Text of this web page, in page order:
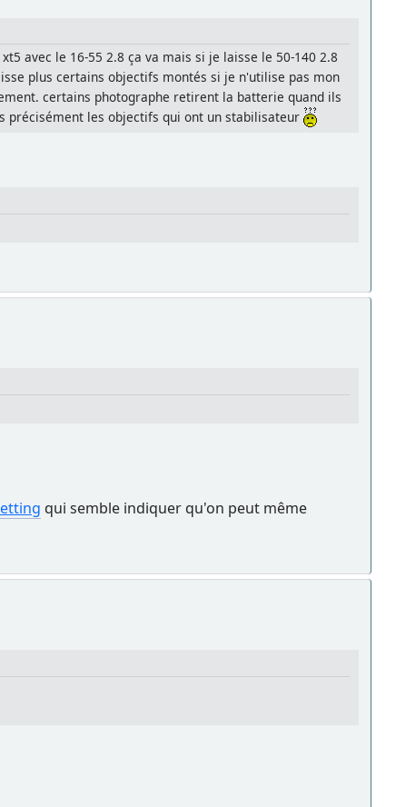
avec le 16-55 2.8 ça va mais si je laisse le 50-140 2.8
plus certains objectifs montés si je n'utilise pas mon
certains photographe retirent la batterie quand ils
précisément les objectifs qui ont un stabilisateur
qui semble indiquer qu'on peut même